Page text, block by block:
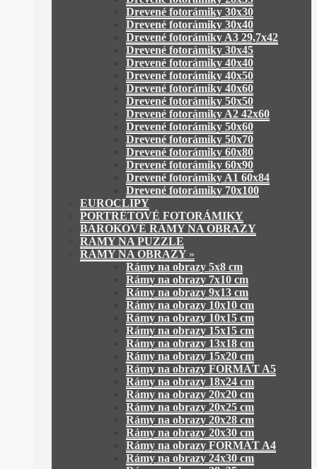
Drevené fotorámiky 30x30
Drevené fotorámiky 30x40
Drevené fotorámiky A3 29,7x42
Drevené fotorámiky 30x45
Drevené fotorámiky 40x40
Drevené fotorámiky 40x50
Drevené fotorámiky 40x60
Drevené fotorámiky 50x50
Drevené fotorámiky A2 42x60
Drevené fotorámiky 50x60
Drevené fotorámiky 50x70
Drevené fotorámiky 60x80
Drevené fotorámiky 60x90
Drevené fotorámiky A1 60x84
Drevené fotorámiky 70x100
EUROCLIPY
PORTRÉTOVÉ FOTORÁMIKY
BAROKOVÉ RÁMY NA OBRAZY
RÁMY NA PUZZLE
RÁMY NA OBRAZY »
Rámy na obrazy 5x8 cm
Rámy na obrazy 7x10 cm
Rámy na obrazy 9x13 cm
Rámy na obrazy 10x10 cm
Rámy na obrazy 10x15 cm
Rámy na obrazy 15x15 cm
Rámy na obrazy 13x18 cm
Rámy na obrazy 15x20 cm
Rámy na obrazy FORMÁT A5
Rámy na obrazy 18x24 cm
Rámy na obrazy 20x20 cm
Rámy na obrazy 20x25 cm
Rámy na obrazy 20x28 cm
Rámy na obrazy 20x30 cm
Rámy na obrazy FORMÁT A4
Rámy na obrazy 24x30 cm